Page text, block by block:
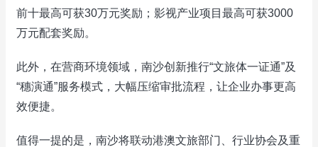
前十最高可获30万元奖励；影视产业项目最高可获3000
万元配套奖励。
此外，在营商环境领域，南沙创新推行“文旅体一证通”及
“穗演通”服务模式，大幅压缩审批流程，让企业办事更高
效便捷。
值得一提的是，南沙将联动港澳文旅部门、行业协会及重